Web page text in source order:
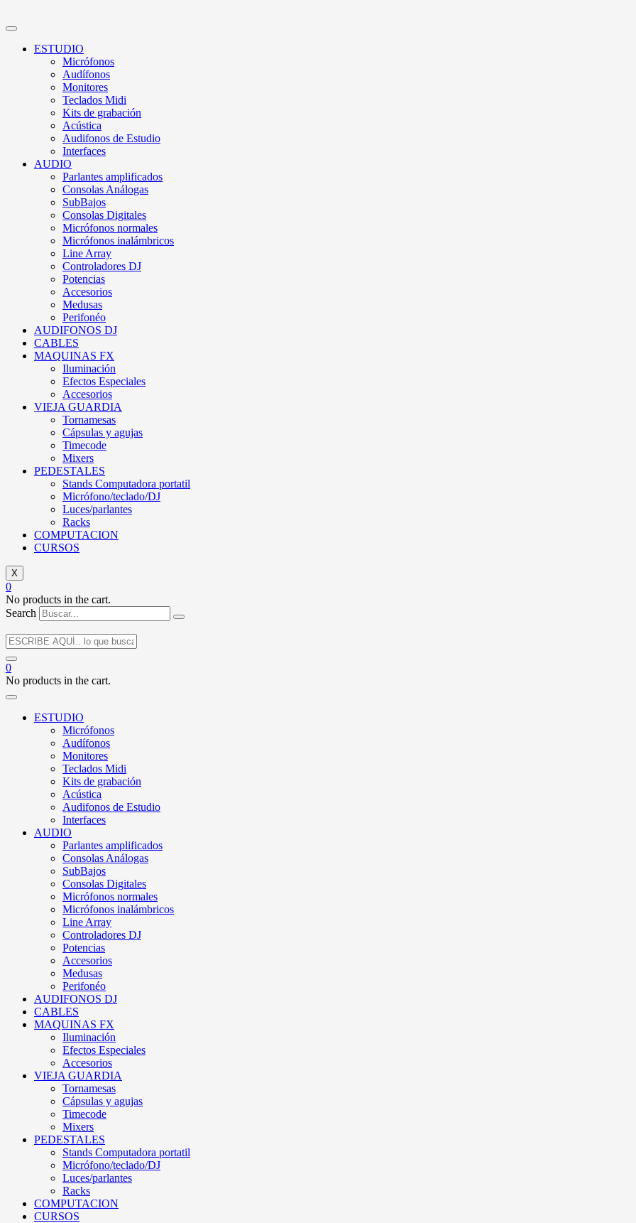
ESTUDIO
Micrófonos
Audífonos
Monitores
Teclados Midi
Kits de grabación
Acústica
Audifonos de Estudio
Interfaces
AUDIO
Parlantes amplificados
Consolas Análogas
SubBajos
Consolas Digitales
Micrófonos normales
Micrófonos inalámbricos
Line Array
Controladores DJ
Potencias
Accesorios
Medusas
Perifonéo
AUDIFONOS DJ
CABLES
MAQUINAS FX
Iluminación
Efectos Especiales
Accesorios
VIEJA GUARDIA
Tornamesas
Cápsulas y agujas
Timecode
Mixers
PEDESTALES
Stands Computadora portatil
Micrófono/teclado/DJ
Luces/parlantes
Racks
COMPUTACION
CURSOS
X
0
No products in the cart.
Search
0
No products in the cart.
ESTUDIO
Micrófonos
Audífonos
Monitores
Teclados Midi
Kits de grabación
Acústica
Audifonos de Estudio
Interfaces
AUDIO
Parlantes amplificados
Consolas Análogas
SubBajos
Consolas Digitales
Micrófonos normales
Micrófonos inalámbricos
Line Array
Controladores DJ
Potencias
Accesorios
Medusas
Perifonéo
AUDIFONOS DJ
CABLES
MAQUINAS FX
Iluminación
Efectos Especiales
Accesorios
VIEJA GUARDIA
Tornamesas
Cápsulas y agujas
Timecode
Mixers
PEDESTALES
Stands Computadora portatil
Micrófono/teclado/DJ
Luces/parlantes
Racks
COMPUTACION
CURSOS